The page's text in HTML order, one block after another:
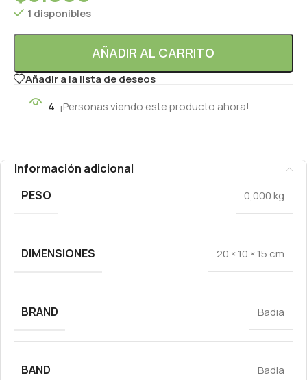
1 disponibles
AÑADIR AL CARRITO
Añadir a la lista de deseos
4 ¡Personas viendo este producto ahora!
Información adicional
PESO
0,000 kg
DIMENSIONES 20 × 10 × 15 cm
BRAND Badia
BAND Badia